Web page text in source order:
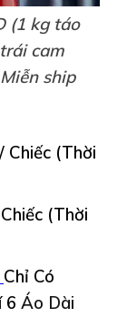
(1 kg táo
cam
ship
Chiếc (Thời
(Thời
Chỉ Có
6 Áo Dài